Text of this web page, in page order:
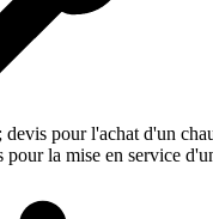
devis pour l'achat d'un
la mise en service